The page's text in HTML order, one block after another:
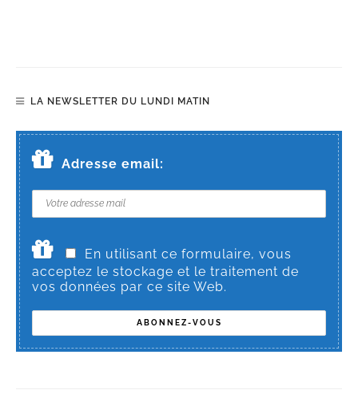
LA NEWSLETTER DU LUNDI MATIN
Adresse email:
En utilisant ce formulaire, vous
acceptez le stockage et le traitement de
vos données par ce site Web.